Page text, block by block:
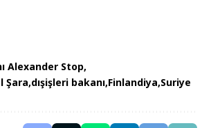
Alexander Stop
Şara dışişleri bakanı Finlandiya Suriye